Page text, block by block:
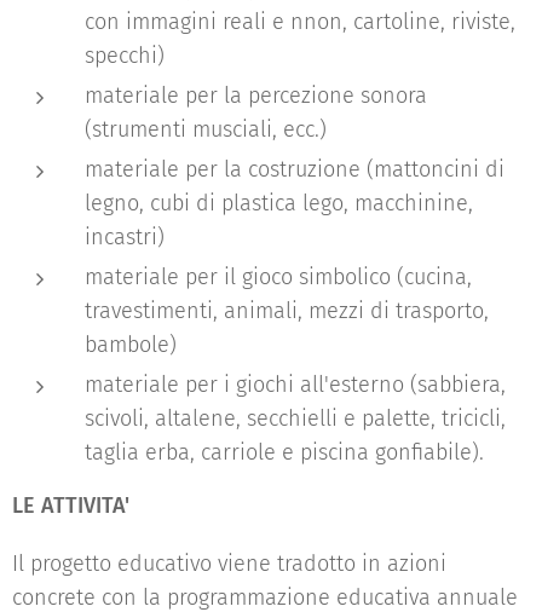
con immagini reali e nnon, cartoline, riviste,
specchi)
materiale per la percezione sonora
(strumenti musciali, ecc.)
materiale per la costruzione (mattoncini di
legno, cubi di plastica lego, macchinine,
incastri)
materiale per il gioco simbolico (cucina,
travestimenti, animali, mezzi di trasporto,
bambole)
materiale per i giochi all'esterno (sabbiera,
scivoli, altalene, secchielli e palette, tricicli,
taglia erba, carriole e piscina gonfiabile).
LE ATTIVITA'
Il progetto educativo viene tradotto in azioni
concrete con la programmazione educativa annuale